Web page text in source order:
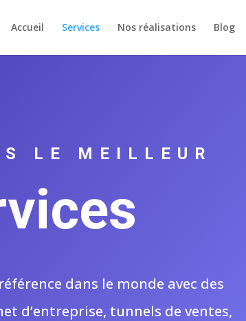
Accueil Services Nos réalisations Blog
LE MEILLEUR
dans le monde avec des
d’entreprise, tunnels de ventes,